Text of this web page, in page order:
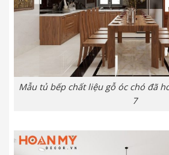
Mẫu tủ bếp chất liệu gỗ óc chó đã
7